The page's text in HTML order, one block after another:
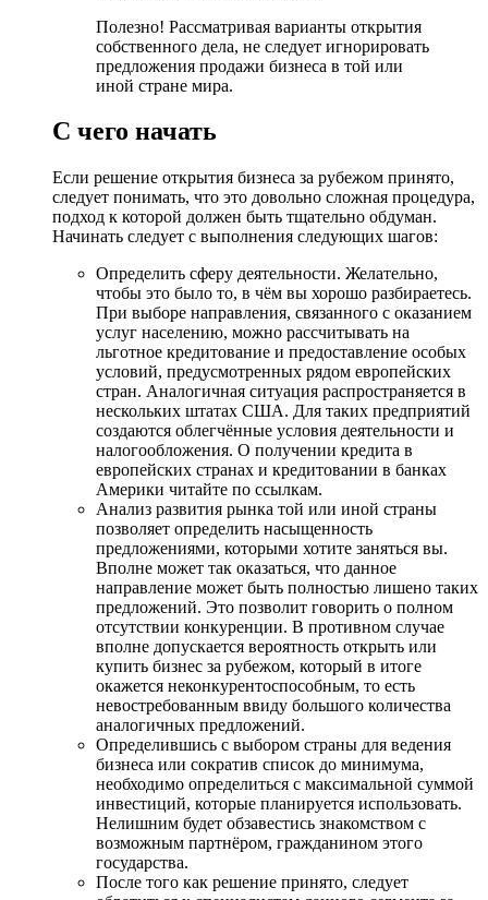
Полезно! Рассматривая варианты открытия
собственного дела, не следует игнорировать
предложения продажи бизнеса в той или
иной стране мира.
С чего начать
Если решение открытия бизнеса за рубежом принято,
следует понимать, что это довольно сложная процедура,
подход к которой должен быть тщательно обдуман.
Начинать следует с выполнения следующих шагов:
Определить сферу деятельности. Желательно,
чтобы это было то, в чём вы хорошо разбираетесь.
При выборе направления, связанного с оказанием
услуг населению, можно рассчитывать на
льготное кредитование и предоставление особых
условий, предусмотренных рядом европейских
стран. Аналогичная ситуация распространяется в
нескольких штатах США. Для таких предприятий
создаются облегчённые условия деятельности и
налогообложения. О получении кредита в
европейских странах и кредитовании в банках
Америки читайте по ссылкам.
Анализ развития рынка той или иной страны
позволяет определить насыщенность
предложениями, которыми хотите заняться вы.
Вполне может так оказаться, что данное
направление может быть полностью лишено таких
предложений. Это позволит говорить о полном
отсутствии конкуренции. В противном случае
вполне допускается вероятность открыть или
купить бизнес за рубежом, который в итоге
окажется неконкурентоспособным, то есть
невостребованным ввиду большого количества
аналогичных предложений.
Определившись с выбором страны для ведения
бизнеса или сократив список до минимума,
необходимо определиться с максимальной суммой
инвестиций, которые планируется использовать.
Нелишним будет обзавестись знакомством с
возможным партнёром, гражданином этого
государства.
После того как решение принято, следует